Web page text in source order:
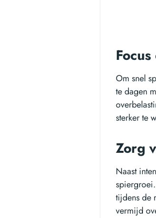
Om snel
te dagen
sterker te
Zorg
Naast
tijdens de
vermijd